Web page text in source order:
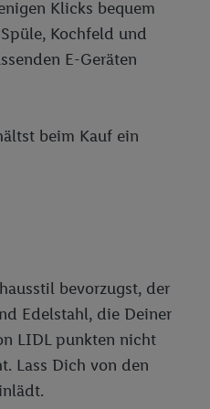
Klicks bequem
Kochfeld und
E-Geräten
beim Kauf ein
bevorzugst, der
Edelstahl, die Deiner
LIDL punkten nicht
Lass Dich von den